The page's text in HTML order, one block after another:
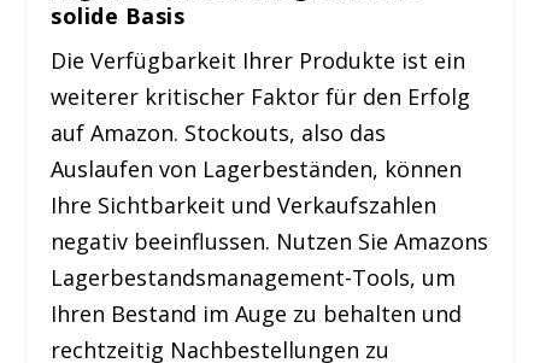
solide Basis
Die Verfügbarkeit Ihrer Produkte ist ein
weiterer kritischer Faktor für den Erfolg
auf Amazon. Stockouts, also das
Auslaufen von Lagerbeständen, können
Ihre Sichtbarkeit und Verkaufszahlen
negativ beeinflussen. Nutzen Sie Amazons
Lagerbestandsmanagement-Tools, um
Ihren Bestand im Auge zu behalten und
rechtzeitig Nachbestellungen zu